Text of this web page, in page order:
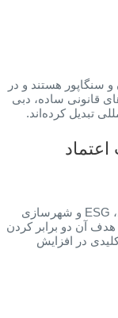
و سنگاپور هستند و در
قانونی ساده، دبی
تبدیل کرده‌اند.
طرح‌های دولت دبی در زمینه زیرساخت دیجیتال، ESG و شهرسازی
به‌ویژه طرح جامع شهری دبی ۲۰۴۰ که هدف آن دو برابر کردن
در افزایش